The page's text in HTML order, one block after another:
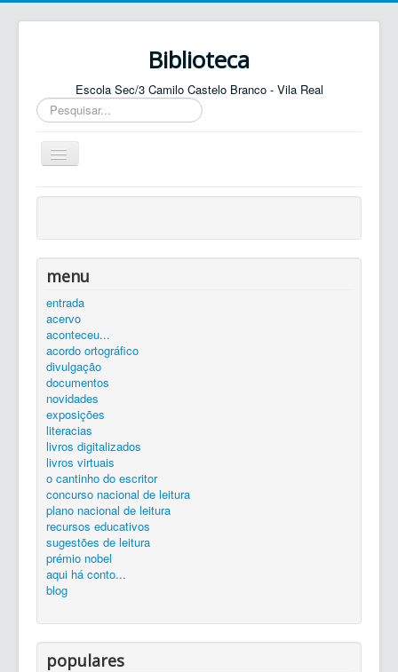
Biblioteca
Escola Sec/3 Camilo Castelo Branco - Vila Real
Pesquisar...
Ativar/Desativar
navegação
entrada
catálogo
equipa
elos
contactos
autenticar
silêncio...
ler é preciso...
exposições...
livroscatálogo
zona de trabalho
Entrada
menu
entrada
acervo
aconteceu...
acordo ortográfico
divulgação
documentos
novidades
exposições
literacias
livros digitalizados
livros virtuais
o cantinho do escritor
concurso nacional de leitura
plano nacional de leitura
recursos educativos
sugestões de leitura
prémio nobel
aqui há conto...
blog
populares